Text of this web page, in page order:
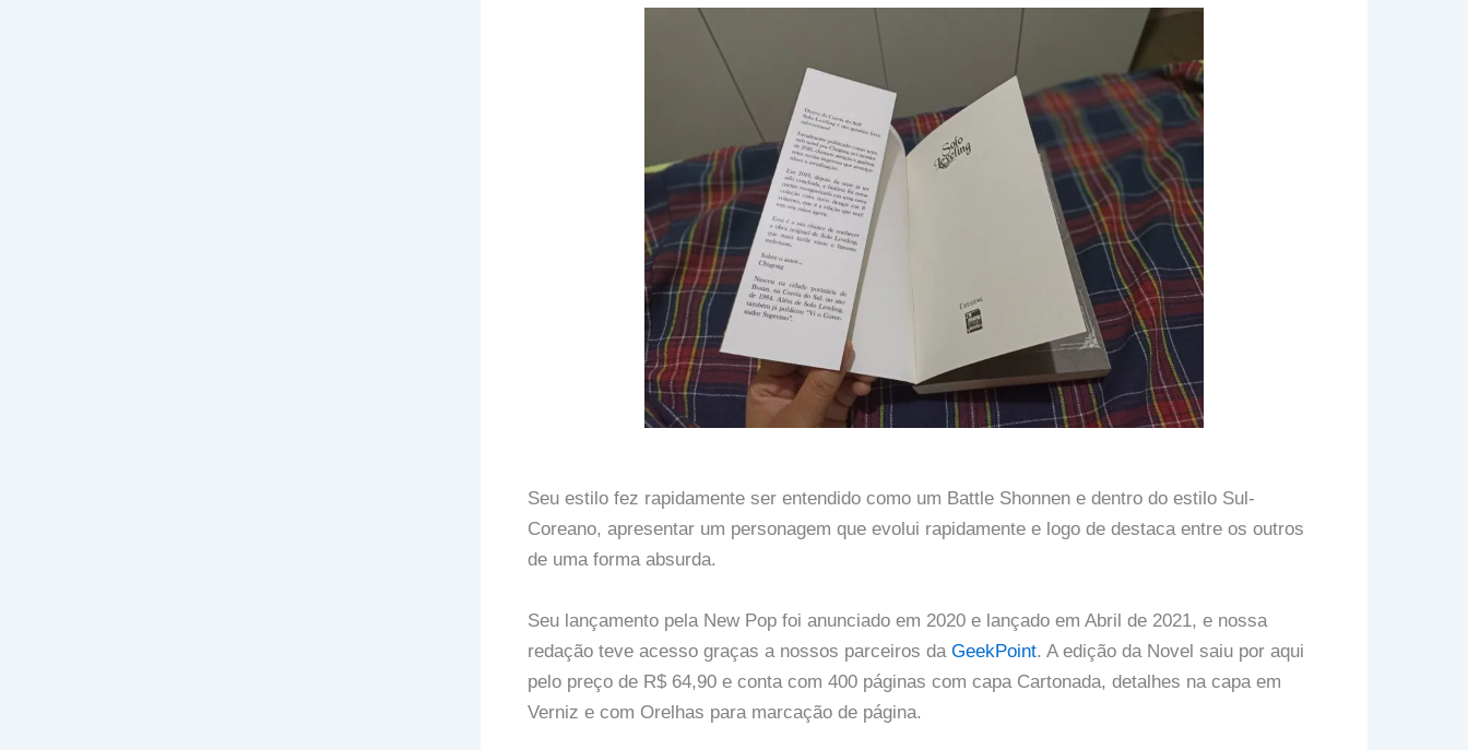
Seu estilo fez rapidamente ser entendido como um Battle Shonnen e dentro do estilo Sul-
Coreano, apresentar um personagem que evolui rapidamente e logo de destaca entre os outros
de uma forma absurda.
Seu lançamento pela New Pop foi anunciado em 2020 e lançado em Abril de 2021, e nossa
redação teve acesso graças a nossos parceiros da GeekPoint. A edição da Novel saiu por aqui
pelo preço de R$ 64,90 e conta com 400 páginas com capa Cartonada, detalhes na capa em
Verniz e com Orelhas para marcação de página.